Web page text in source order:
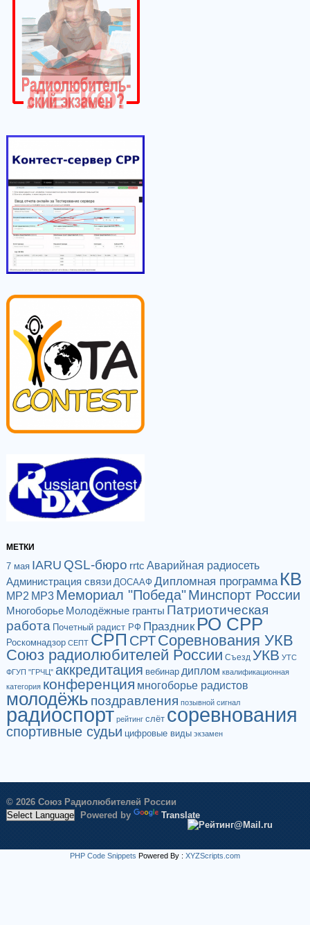
МЕТКИ
7 мая IARU QSL-бюро rrtc Аварийная радиосеть
Администрация связи ДОСААФ Дипломная программа КВ
МР2 МР3 Мемориал "Победа"Минспорт России
Многоборье Молодёжные гранты Патриотическая
работа Почетный радист РФ Праздник РО СРР
Роскомнадзор СЕПТ СРП СРТСоревнования УКВ
Союз радиолюбителей России Съезд УКВ УТС
ФГУП "ГРЧЦ" аккредитация вебинар диплом квалификационная
категория конференция многоборье радистов
молодёжь поздравления позывной сигнал
радиоспорт рейтинг слёт соревнования
спортивные судьи цифровые виды экзамен
© 2026 Союз Радиолюбителей России
Powered by
Translate
PHP Code Snippets Powered By : XYZScripts.com